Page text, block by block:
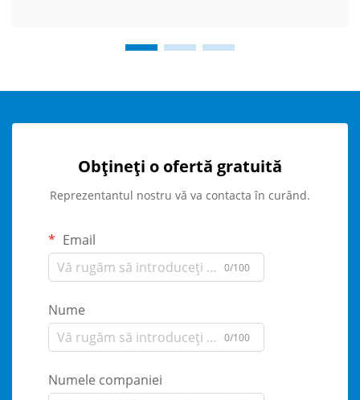
Obțineți o ofertă gratuită
Reprezentantul nostru vă va contacta în curând.
Email
0/100
Nume
0/100
Numele companiei